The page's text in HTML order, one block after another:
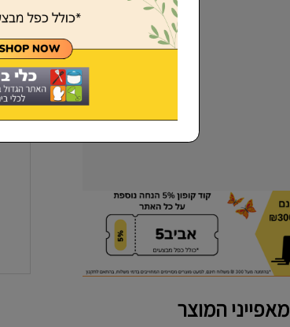
שכחתי סיסמא
מאפייני המוצר